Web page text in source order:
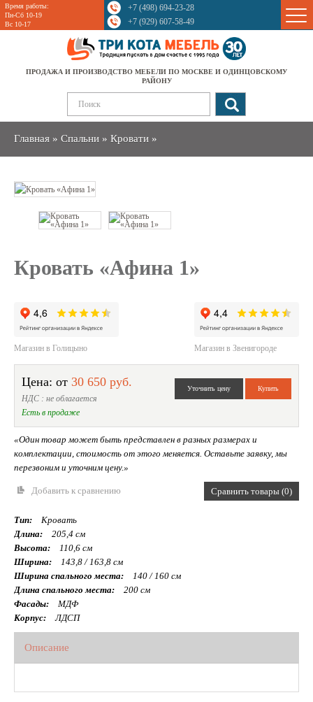
Время работы:
Пн-Сб 10-19
Вс 10-17
+7 (498) 694-23-28
+7 (929) 607-58-49
ПРОДАЖА И ПРОИЗВОДСТВО МЕБЕЛИ ПО МОСКВЕ И ОДИНЦОВСКОМУ
РАЙОНУ
Главная » Спальни » Кровати »
Sale
Кровать «Афина 1»
Магазин в Голицыно Магазин в Звенигороде
Цена: от 30 650 руб.
НДС : не облагается
Есть в продаже
«Один товар может быть представлен в разных размерах и
комплектации, стоимость от этого меняется. Оставьте заявку, мы
перезвоним и уточним цену.»
Добавить к сравнению Сравнить товары (0)
Тип:
Кровать
Длина:
205,4 см
Высота:
110,6 см
Ширина:
143,8 / 163,8 см
Ширина спального места:
140 / 160 см
Длина спального места:
200 см
Фасады:
МДФ
Корпус:
ЛДСП
Описание